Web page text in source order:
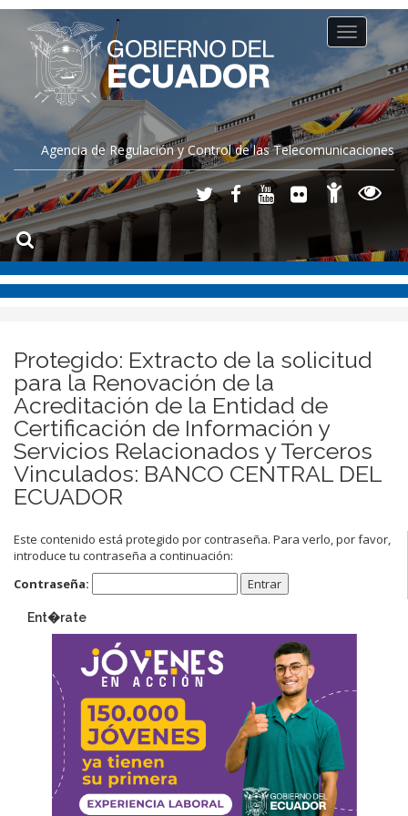
Agencia de Regulación y Control de las Telecomunicaciones
Toggle
navigation
Protegido: Extracto de la solicitud
para la Renovación de la
Acreditación de la Entidad de
Certificación de Información y
Servicios Relacionados y Terceros
Vinculados: BANCO CENTRAL DEL
ECUADOR
Este contenido está protegido por contraseña. Para verlo, por favor,
introduce tu contraseña a continuación:
Contraseña:
Ent�rate